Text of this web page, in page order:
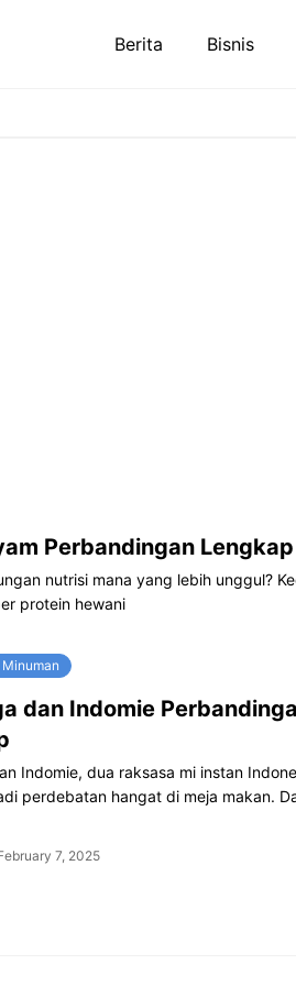
Berita Bisnis
Perbandingan Lengkap
nutrisi mana yang lebih unggul?
protein hewani
dan Indomie
Indomie, dua raksasa mi instan
perdebatan hangat di meja makan.
7, 2025